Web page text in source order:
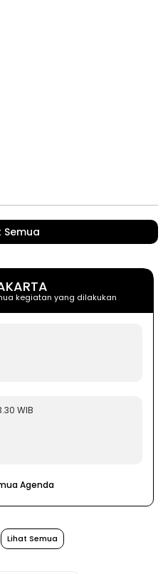
Semua
kegiatan yang dilakukan
WIB
Agenda
Lihat Semua